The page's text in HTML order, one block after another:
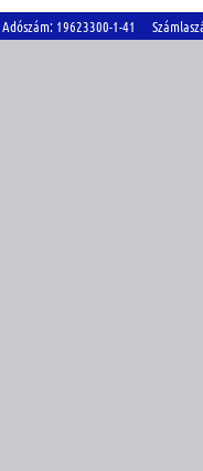
Adószám: 19623300-1-41